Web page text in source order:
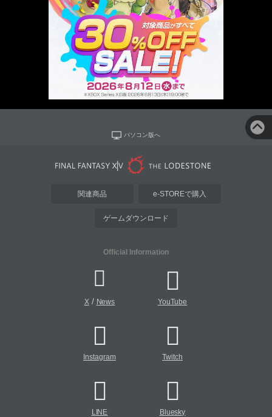
パソコン版へ
関連商品 e-STOREで購入
ゲームダウンロード
Official Information
X/ News YouTube
Instagram Twitch
LINE Bluesky